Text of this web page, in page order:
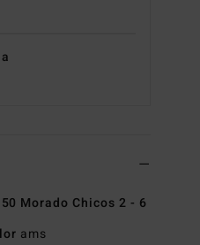
Morado Chicos 2 - 6
ams